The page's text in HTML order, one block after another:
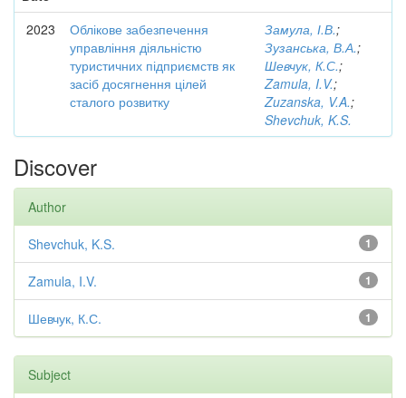
2023
Облікове забезпечення
управління діяльністю
туристичних підприємств як
засіб досягнення цілей
сталого розвитку
Замула, І.В.;
Зузанська, В.А.;
Шевчук, К.С.;
Zamula, I.V.;
Zuzanska, V.A.;
Shevchuk, K.S.
Discover
Author
1
Shevchuk, K.S.
1
Zamula, I.V.
1
Шевчук, К.С.
Subject